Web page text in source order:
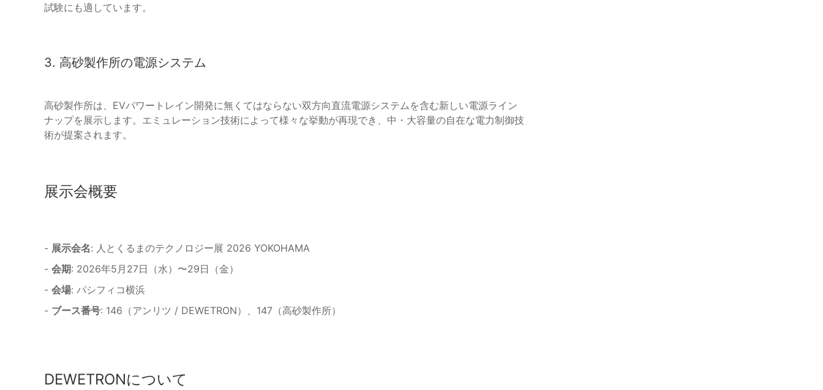
試験にも適しています。
3. 高砂製作所の電源システム
高砂製作所は、EVパワートレイン開発に無くてはならない双方向直流電源システムを含む新しい電源ライン
ナップを展示します。エミュレーション技術によって様々な挙動が再現でき、中・大容量の自在な電力制御技
術が提案されます。
展示会概要
- 展示会名: 人とくるまのテクノロジー展 2026 YOKOHAMA
- 会期: 2026年5月27日（水）〜29日（金）
- 会場: パシフィコ横浜
- ブース番号: 146（アンリツ / DEWETRON）、147（高砂製作所）
DEWETRONについて